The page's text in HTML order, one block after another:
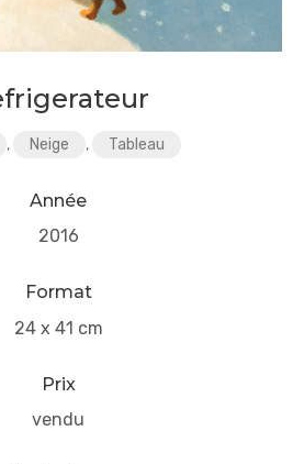
, Neige , Tableau
Année
2016
Format
24 x 41 cm
Prix
vendu